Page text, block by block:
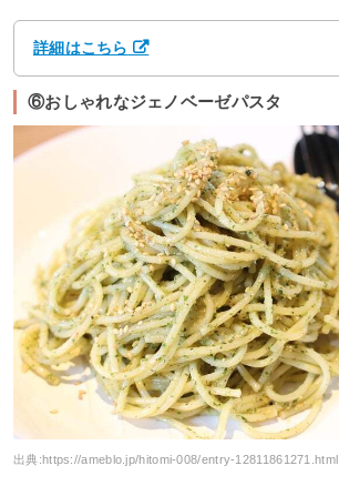
詳細はこちら
⑥おしゃれなジェノベーゼパスタ
出典:https://ameblo.jp/hitomi-008/entry-12811861271.html